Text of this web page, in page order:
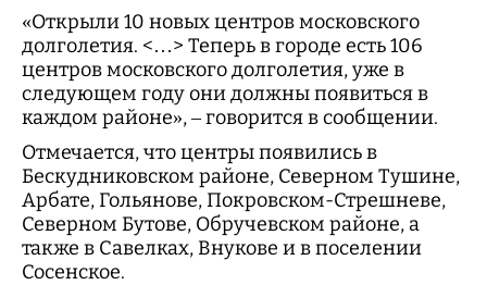
«Открыли 10 новых центров московского
долголетия. <…> Теперь в городе есть 106
центров московского долголетия, уже в
следующем году они должны появиться в
каждом районе», – говорится в сообщении.
Отмечается, что центры появились в
Бескудниковском районе, Северном Тушине,
Арбате, Гольянове, Покровском-Стрешневе,
Северном Бутове, Обручевском районе, а
также в Савелках, Внукове и в поселении
Сосенское.